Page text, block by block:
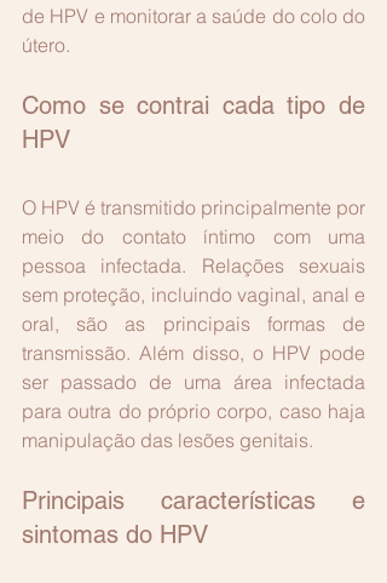
de HPV e monitorar a saúde do colo do
útero.
Como se contrai cada tipo de
HPV
O HPV é transmitido principalmente por
meio do contato íntimo com uma
pessoa infectada. Relações sexuais
sem proteção, incluindo vaginal, anal e
oral, são as principais formas de
transmissão. Além disso, o HPV pode
ser passado de uma área infectada
para outra do próprio corpo, caso haja
manipulação das lesões genitais.
Principais características e
sintomas do HPV